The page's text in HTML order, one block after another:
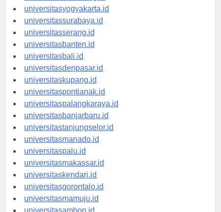
universitassemarang.id
universitasyogyakarta.id
universitassurabaya.id
universitasserang.id
universitasbanten.id
universitasbali.id
universitasdenpasar.id
universitaskupang.id
universitaspontianak.id
universitaspalangkaraya.id
universitasbanjarbaru.id
universitastanjungselor.id
universitasmanado.id
universitaspalu.id
universitasmakassar.id
universitaskendari.id
universitasgorontalo.id
universitasmamuju.id